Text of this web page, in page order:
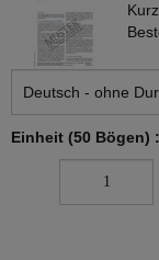
Einheit (50 Bögen) :